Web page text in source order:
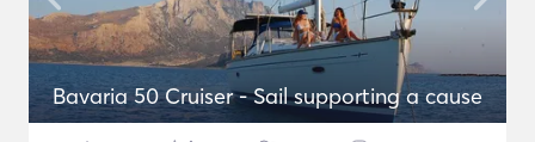
Bavaria 50 Cruiser - Sail supporting a cause